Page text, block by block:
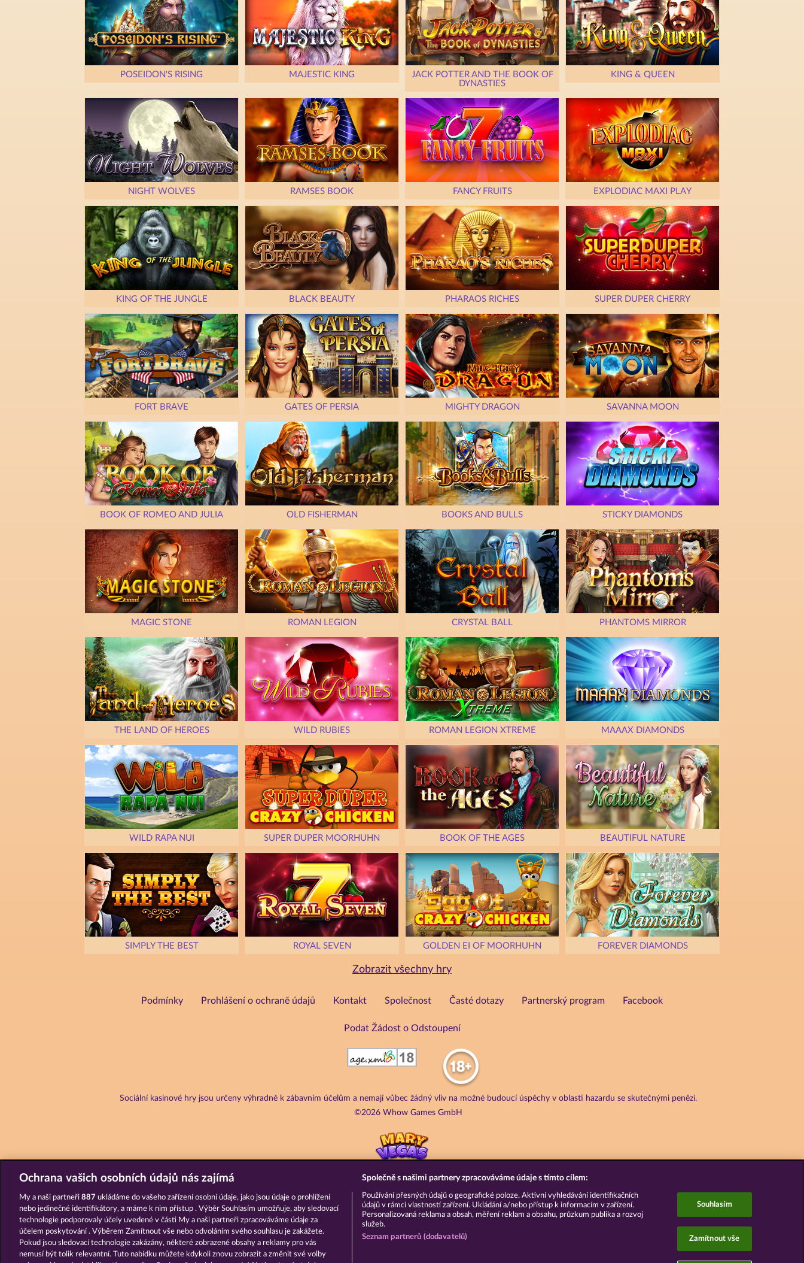
POSEIDON'S RISING MAJESTIC KING
JACK POTTER AND THE BOOK OF
DYNASTIES
KING & QUEEN
NIGHT WOLVES RAMSES BOOK FANCY FRUITS EXPLODIAC MAXI PLAY
KING OF THE JUNGLE BLACK BEAUTY PHARAOS RICHES SUPER DUPER CHERRY
FORT BRAVE GATES OF PERSIA MIGHTY DRAGON SAVANNA MOON
BOOK OF ROMEO AND JULIA OLD FISHERMAN BOOKS AND BULLS STICKY DIAMONDS
MAGIC STONE ROMAN LEGION CRYSTAL BALL PHANTOMS MIRROR
THE LAND OF HEROES WILD RUBIES ROMAN LEGION XTREME MAAAX DIAMONDS
WILD RAPA NUI SUPER DUPER MOORHUHN BOOK OF THE AGES BEAUTIFUL NATURE
SIMPLY THE BEST ROYAL SEVEN GOLDEN EI OF MOORHUHN FOREVER DIAMONDS
Zobrazit všechny hry
Podmínky Prohlášení o ochraně údajů Kontakt Společnost Časté dotazy Partnerský program Facebook
Podat Žádost o Odstoupení
Sociální kasinové hry jsou určeny výhradně k zábavním účelům a nemají vůbec žádný vliv na možné budoucí úspěchy v oblasti hazardu se skutečnými penězi.
©2026 Whow Games GmbH
Ochrana vašich osobních údajů nás zajímá
My a naši partneři 887 ukládáme do vašeho zařízení osobní údaje, jako jsou údaje o prohlížení
nebo jedinečné identifikátory, a máme k nim přístup . Výběr Souhlasím umožňuje, aby sledovací
technologie podporovaly účely uvedené v části My a naši partneři zpracováváme údaje za
účelem poskytování . Výběrem Zamítnout vše nebo odvoláním svého souhlasu je zakážete.
Pokud jsou sledovací technologie zakázány, některé zobrazené obsahy a reklamy pro vás
nemusí být tolik relevantní. Tuto nabídku můžete kdykoli znovu zobrazit a změnit své volby
Společně s našimi partnery zpracováváme údaje s tímto cílem:
Používání přesných údajů o geografické poloze. Aktivní vyhledávání identifikačních
údajů v rámci vlastností zařízení. Ukládání a/nebo přístup k informacím v zařízení.
Personalizovaná reklama a obsah, měření reklam a obsahu, průzkum publika a rozvoj
služeb.
Seznam partnerů (dodavatelů)
Souhlasím
Zamítnout vše